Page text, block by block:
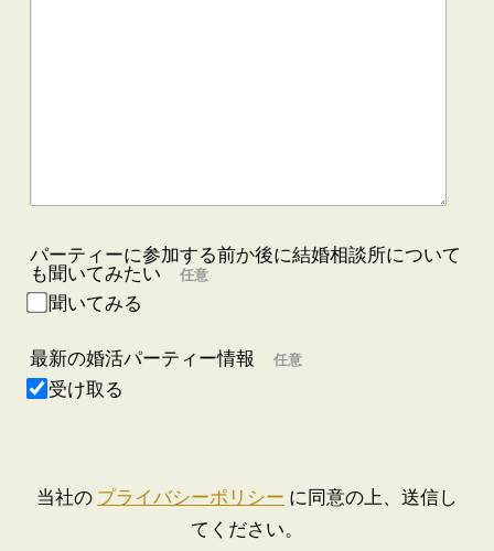
パーティーに参加する前か後に結婚相談所について
も聞いてみたい
任意
聞いてみる
最新の婚活パーティー情報 任意
受け取る
当社の プライバシーポリシー に同意の上、送信し
てください。